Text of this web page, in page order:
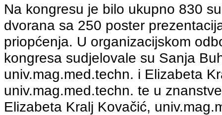
Na kongresu je bilo ukupno 830
dvorana sa 250 poster
priopćenja. U organizacijskom
kongresa sudjelovale su Sanja
univ.mag.med.techn. i Elizabeta
univ.mag.med.techn. te u
Elizabeta Kralj Kovačić,